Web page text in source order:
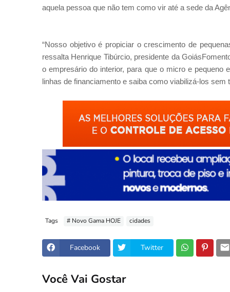
aquela pessoa que não tem como vir até a sede da
“Nosso objetivo é propiciar o crescimento de
ressalta Henrique Tibúrcio, presidente da
o empresário do interior, para que o micro e
linhas de financiamento e saiba como viabilizá-los
Tags # Novo Gama HOJE cidades
Facebook Twitter
Você Vai Gostar